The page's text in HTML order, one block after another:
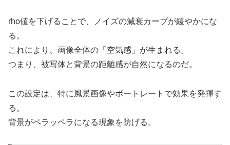
rho値を下げることで、ノイズの減衰カーブが緩やかにな
る。
これにより、画像全体の「空気感」が生まれる。
つまり、被写体と背景の距離感が自然になるのだ。
この設定は、特に風景画像やポートレートで効果を発揮す
る。
背景がペラッペラになる現象を防げる。